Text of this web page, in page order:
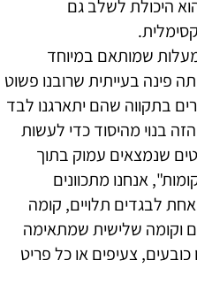
היכולת לשלב גם
במתקן מסתובב ב-360 מעלות שמותאם במיוחד
פינה בעייתית שרובנו פשוט
בתקווה שהם יתארגנו לבד
בנוי מהיסוד כדי לעשות
שנמצאים עמוק בתוך
אנחנו מתכוונים
לבגדים תלויים, קומה
וקומה שלישית שמתאימה
צעיפים או כל פריט